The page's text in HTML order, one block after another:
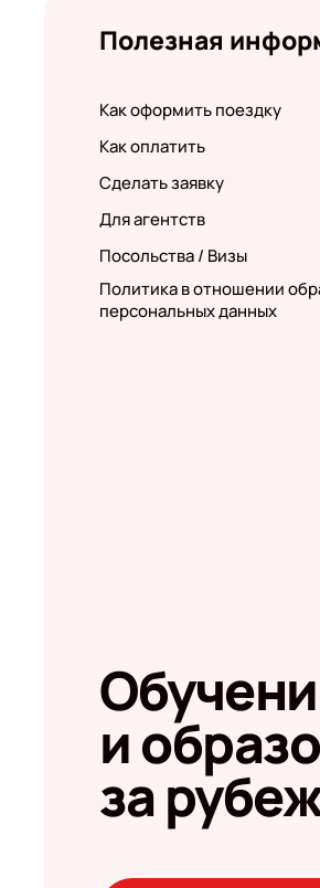
Полезная
Как оформить поездку
Как оплатить
Сделать заявку
Для агентств
Посольства / Визы
Политика в отношении
персональных данных
и
за